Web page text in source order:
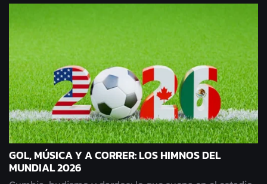
GOL, MÚSICA Y A CORRER: LOS HIMNOS DEL
MUNDIAL 2026